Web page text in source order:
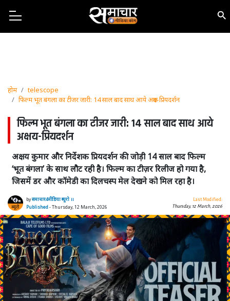
होम
telescope
फिल्म भूत बंगला का टीजर जारी: 14 साल बाद साथ आये अक्षय-प्रियदर्शन
फिल्म भूत बंगला का टीजर जारी: 14 साल बाद साथ आये
अक्षय-प्रियदर्शन
अक्षय कुमार और निर्देशक प्रियदर्शन की जोड़ी 14 साल बाद फिल्म
‘भूत बंगला’ के साथ लौट रही है। फिल्म का टीज़र रिलीज हो गया है,
जिसमें डर और कॉमेडी का दिलचस्प मेल देखने को मिल रहा है।
byसमाचार4मीडिया ब्यूरो ।।
Published- Thursday, 12 March, 2026
Last Modified:
Thursday, 12 March, 2026